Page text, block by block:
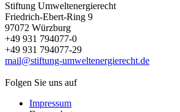
Stiftung Umweltenergierecht
Friedrich-Ebert-Ring 9
97072 Würzburg
+49 931 794077-0
+49 931 794077-29
mail@stiftung-umweltenergierecht.de
Folgen Sie uns auf
Impressum